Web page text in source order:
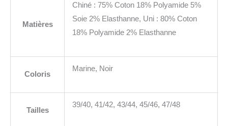
Matières
Chiné : 75% Coton 18% Polyamide 5%
Soie 2% Elasthanne, Uni : 80% Coton
18% Polyamide 2% Elasthanne
Coloris
Marine, Noir
Tailles
39/40, 41/42, 43/44, 45/46, 47/48